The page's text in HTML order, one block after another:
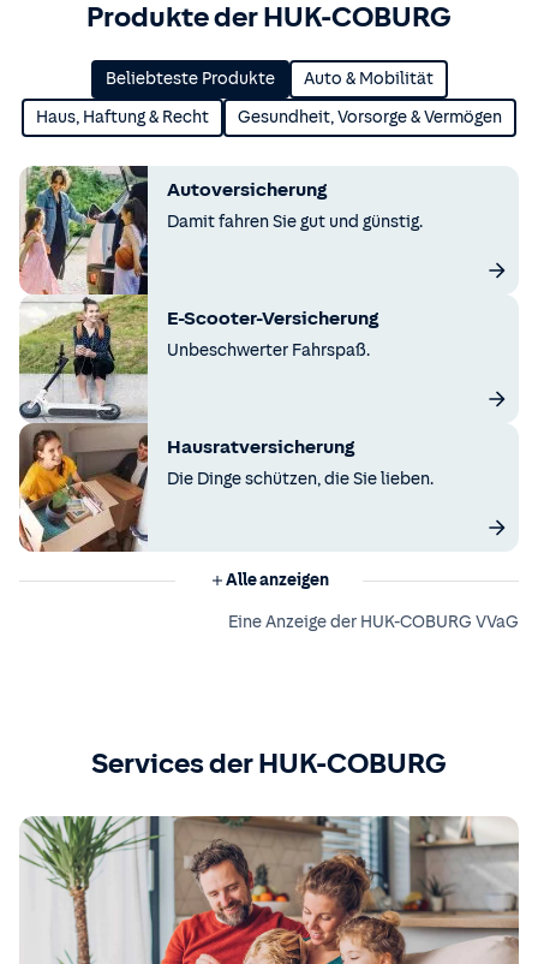
Produkte der HUK-COBURG
Beliebteste Produkte Auto & Mobilität
Haus, Haftung & Recht Gesundheit, Vorsorge & Vermögen
Autoversicherung
Damit fahren Sie gut und günstig.
E-Scooter-Versicherung
Unbeschwerter Fahrspaß.
Hausratversicherung
Die Dinge schützen, die Sie lieben.
Alle anzeigen
Eine Anzeige der HUK-COBURG VVaG
Services der HUK-COBURG